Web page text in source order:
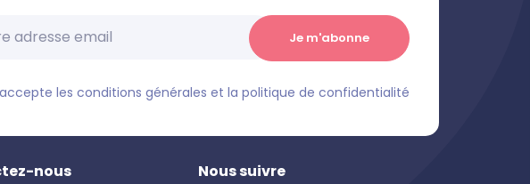
les conditions générales et la politique de confidentialité
nous Nous suivre